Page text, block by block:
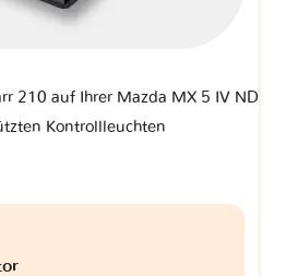
210 auf Ihrer Mazda MX 5 IV ND
Kontrollleuchten